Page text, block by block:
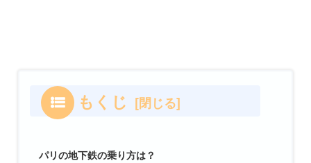
もくじ
パリの地下鉄の乗り方は？